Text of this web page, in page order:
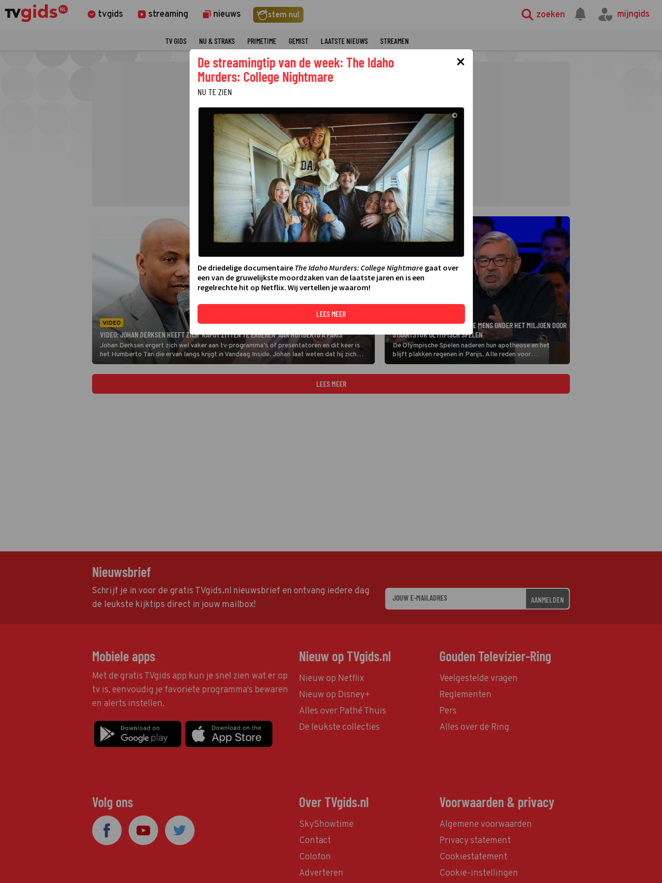
tvgids streaming nieuws stem nu! zoeken mijngids
TV GIDS NU & STRAKS PRIMETIME GEMIST LAATSTE NIEUWS STREAMEN
VIDEO
VIDEO: JOHAN DERKSEN HEEFT ZICH ‘KAPOT ZITTEN TE ERGEREN’ AAN HUMBERTO A PARIS
Johan Derksen ergert zich wel vaker aan tv-programma’s of presentatoren en dit keer is
het Humberto Tan die ervan langs krijgt in Vandaag Inside. Johan laat weten dat hij zich
kapot heeft geërgerd bij het kijken van Humberto a Paris.
DE TV VAN GISTEREN: SLIMSTE MENS ONDER HET MILJOEN DOOR
STAARTSTUK OLYMPISCH SPELEN
De Olympische Spelen naderen hun apotheose en het
blijft plakken regenen in Parijs. Alle reden voor
Nederlanders om massaal af te stemmen op het grootste
sportevenement ter wereld, maar dat heeft aanzienlijke
LEES MEER
Nieuwsbrief
Schrijf je in voor de gratis TVgids.nl nieuwsbrief en ontvang iedere dag
de leukste kijktips direct in jouw mailbox!
AANMELDEN
Mobiele apps
Met de gratis TVgids app kun je snel zien wat er op
tv is, eenvoudig je favoriete programma's bewaren
en alerts instellen.
Nieuw op TVgids.nl
Nieuw op Netflix
Nieuw op Disney+
Alles over Pathé Thuis
De leukste collecties
Gouden Televizier-Ring
Veelgestelde vragen
Reglementen
Pers
Alles over de Ring
Volg ons Over TVgids.nl
SkyShowtime
Contact
Colofon
Adverteren
Voorwaarden & privacy
Algemene voorwaarden
Privacy statement
Cookiestatement
Cookie-instellingen
×
De streamingtip van de week: The Idaho
Murders: College Nightmare
NU TE ZIEN
©
De driedelige documentaire The Idaho Murders: College Nightmaregaat over
een van de gruwelijkste moordzaken van de laatste jaren en is een
regelrechte hit op Netflix. Wij vertellen je waarom!
LEES MEER